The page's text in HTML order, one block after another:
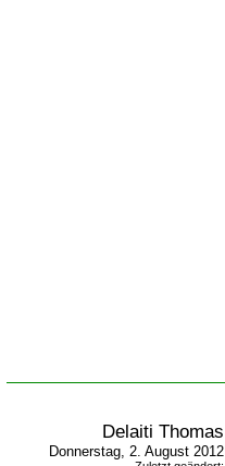
Delaiti Thomas
Donnerstag, 2. August 2012